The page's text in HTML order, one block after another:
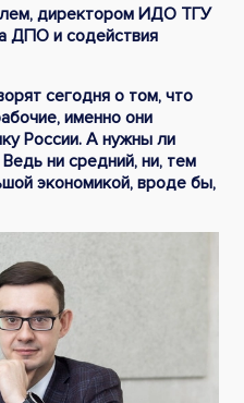
директором ИДО ТГУ
ДПО и содействия
сегодня о том, что
именно они
России. А нужны ли
ни средний, ни, тем
экономикой, вроде бы,